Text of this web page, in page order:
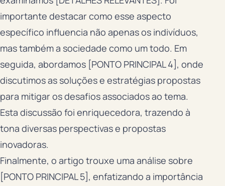
importante destacar como esse aspecto
específico influencia não apenas os indivíduos,
mas também a sociedade como um todo. Em
seguida, abordamos [PONTO PRINCIPAL 4], onde
discutimos as soluções e estratégias propostas
para mitigar os desafios associados ao tema.
Esta discussão foi enriquecedora, trazendo à
tona diversas perspectivas e propostas
inovadoras.
Finalmente, o artigo trouxe uma análise sobre
[PONTO PRINCIPAL 5], enfatizando a importância